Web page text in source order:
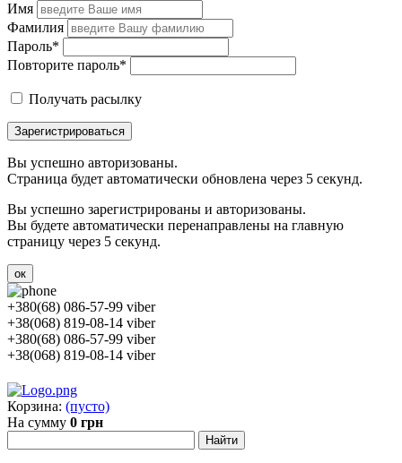
Имя
Фамилия
Пароль*
Повторите пароль*
Получать расылку
Зарегистрироваться
Вы успешно авторизованы.
Страница будет автоматически обновлена через 5 секунд.
Вы успешно зарегистрированы и авторизованы.
Вы будете автоматически перенаправлены на главную
страницу через 5 секунд.
ок
+380(68) 086-57-99 viber
+38(068) 819-08-14 viber
+380(68) 086-57-99 viber
+38(068) 819-08-14 viber
Корзина: (пусто)
На сумму 0 грн